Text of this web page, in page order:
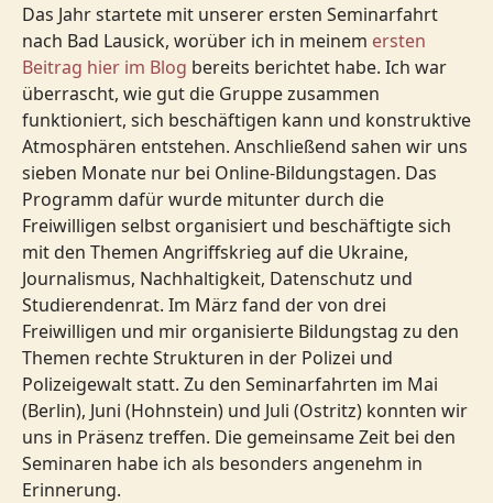
Das Jahr startete mit unserer ersten Seminarfahrt
nach Bad Lausick, worüber ich in meinem ersten
Beitrag hier im Blog bereits berichtet habe. Ich war
überrascht, wie gut die Gruppe zusammen
funktioniert, sich beschäftigen kann und konstruktive
Atmosphären entstehen. Anschließend sahen wir uns
sieben Monate nur bei Online-Bildungstagen. Das
Programm dafür wurde mitunter durch die
Freiwilligen selbst organisiert und beschäftigte sich
mit den Themen Angriffskrieg auf die Ukraine,
Journalismus, Nachhaltigkeit, Datenschutz und
Studierendenrat. Im März fand der von drei
Freiwilligen und mir organisierte Bildungstag zu den
Themen rechte Strukturen in der Polizei und
Polizeigewalt statt. Zu den Seminarfahrten im Mai
(Berlin), Juni (Hohnstein) und Juli (Ostritz) konnten wir
uns in Präsenz treffen. Die gemeinsame Zeit bei den
Seminaren habe ich als besonders angenehm in
Erinnerung.